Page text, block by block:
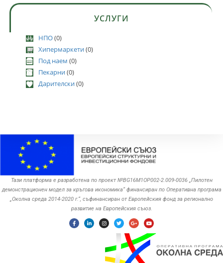
УСЛУГИ
НПО(0)
Хипермаркети(0)
Под наем (0)
Пекарни(0)
Дарителски(0)
Тази платформа е разработена по проект №BG16M1OP002-2.‎009-0036 „Пилотен
демонстрационен модел за кръгова икономика“ финансиран по Оперативна програма
„Околна среда ‎‎2014-2020 г.“, съфинансиран от Европейския фонд за регионално
развитие на Европейския съюз.